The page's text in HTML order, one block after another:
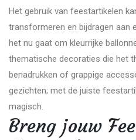
Het gebruik van feestartikelen
transformeren en bijdragen aan
het nu gaat om kleurrijke
thematische decoraties die het
benadrukken of grappige
gezichten; met de juiste
magisch.
Breng jouw